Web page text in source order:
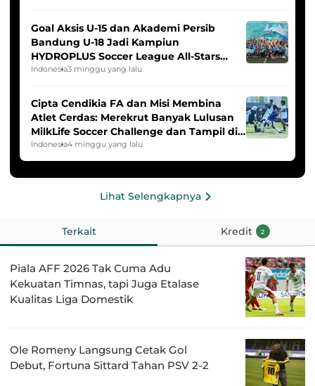
Goal Aksis U-15 dan Akademi Persib
Bandung U-18 Jadi Kampiun
HYDROPLUS Soccer League All-Stars
2025/2026
Indonesia3 minggu yang lalu
Cipta Cendikia FA dan Misi Membina
Atlet Cerdas: Merekrut Banyak Lulusan
MilkLife Soccer Challenge dan Tampil di
HYDROPLUS Soccer League
Indonesia4 minggu yang lalu
Lihat Selengkapnya
Terkait Kredit 2
Piala AFF 2026 Tak Cuma Adu
Kekuatan Timnas, tapi Juga Etalase
Kualitas Liga Domestik
Ole Romeny Langsung Cetak Gol
Debut, Fortuna Sittard Tahan PSV 2-2